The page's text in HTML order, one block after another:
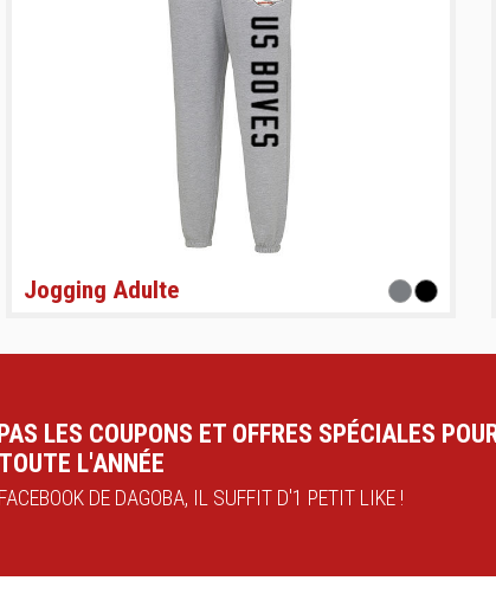
Jogging Adulte
LES COUPONS ET OFFRES SPÉCIALES
L'ANNÉE
DE DAGOBA, IL SUFFIT D'1 PETIT LIKE !